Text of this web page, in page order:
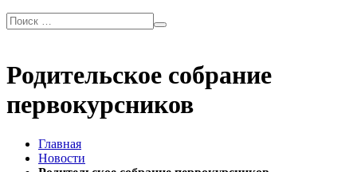
Родительское собрание
первокурсников
Главная
Новости